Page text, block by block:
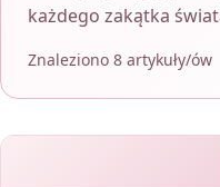
każdego zakątka
Znaleziono 8 artykuły/ów